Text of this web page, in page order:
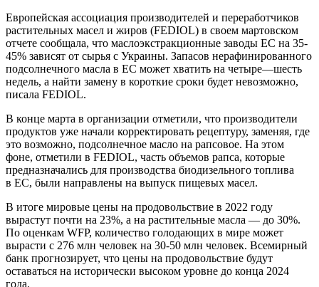
Европейская ассоциация производителей и переработчиков
растительных масел и жиров (FEDIOL) в своем мартовском
отчете сообщала, что маслоэкстракционные заводы ЕС на 35-
45% зависят от сырья с Украины. Запасов нерафинированного
подсолнечного масла в ЕС может хватить на четыре—шесть
недель, а найти замену в короткие сроки будет невозможно,
писала FEDIOL.
В конце марта в организации отметили, что производители
продуктов уже начали корректировать рецептуру, заменяя, где
это возможно, подсолнечное масло на рапсовое. На этом
фоне, отметили в FEDIOL, часть объемов рапса, которые
предназначались для производства биодизельного топлива
в ЕС, были направлены на выпуск пищевых масел.
В итоге мировые цены на продовольствие в 2022 году
вырастут почти на 23%, а на растительные масла — до 30%.
По оценкам WFP, количество голодающих в мире может
вырасти с 276 млн человек на 30-50 млн человек. Всемирный
банк прогнозирует, что цены на продовольствие будут
оставаться на исторически высоком уровне до конца 2024
года.